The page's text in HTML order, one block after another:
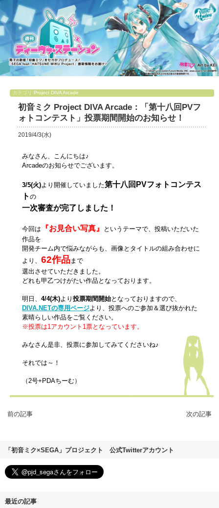
カテゴリ Project DIVA Arcade
初音ミク Project DIVA Arcade：「第十八回PVフ
ォトコンテスト」投票期間開始のお知らせ！
2019/4/3(水)
みなさん、こんにちは♪
Arcadeのお知らせでございます。
3/5(火)より開催していました第十八回PVフォトコンテス
ト の
一次審査が完了しました！
今回は 『お見合い写真』
というテーマで、投稿いただいた
作品を
開発チーム内で悩みながらも、画像とタイトルの組み合わせに
より、 62作品まで
選出させていただきました。
どれも甲乙つけがたい作品となっております。
明日、 4/4(木)より 投票期間開始となっておりますので、
DIVA.NETの専用ページより、投票へのご参加＆選び抜かれた
素晴らしい作品をご覧ください。
※投票は1アカウント1票となっています。
みなさん是非、投票に参加してみてくださいね♪
それでは～！
（2号+PDAちーむ）
前の記事 次の記事
「初音ミク×SEGA」プロジェクト 公式Twitterアカウント
最近の記事